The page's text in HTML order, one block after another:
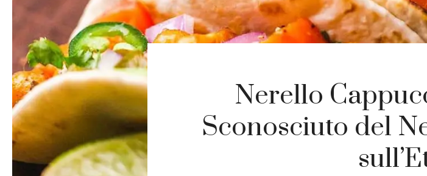
Nerello
Sconosciuto del